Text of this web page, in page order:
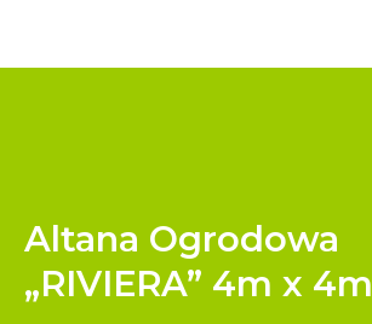
Altana Ogrodowa
„RIVIERA” 4m x 4m